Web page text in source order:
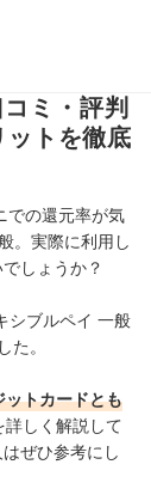
ミ・評判
ットを徹底
での還元率が気
。実際に利用し
しょうか？
シブルペイ 一般
た。
ットカードとも
しく解説して
ぜひ参考にし